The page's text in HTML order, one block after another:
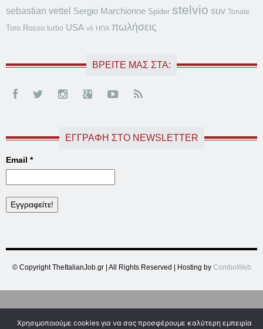
sebastian vettel Sergio Marchionne Spider stelvio suv Tonale
Toro Rosso turbo USA v6 ΗΠΑ πωλήσεις
ΒΡΕΊΤΕ ΜΑΣ ΣΤΑ:
ΕΓΓΡΑΦΉ ΣΤΟ NEWSLETTER
Email *
© Copyright TheItalianJob.gr | All Rights Reserved | Hosting by ComboWeb
Χρησιμοποιούμε cookies για να σας προσφέρουμε καλύτερη εμπειρία